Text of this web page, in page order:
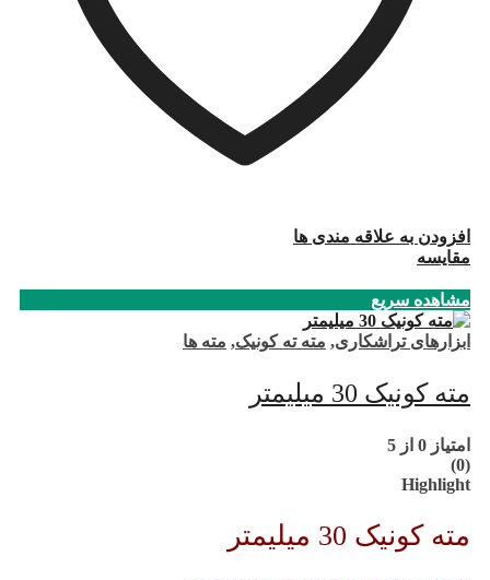
افزودن به علاقه مندی ها
مقایسه
مشاهده سریع
ابزارهای تراشکاری, مته ته کونیک, مته ها
مته کونیک 30 میلیمتر
امتیاز 0 از 5
(0)
Highlight
مته کونیک 30 میلیمتر